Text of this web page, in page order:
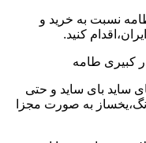
نسبت به خرید و
کنید.
کبیری طامه
ساید بای ساید و حتی
به صورت مجزا